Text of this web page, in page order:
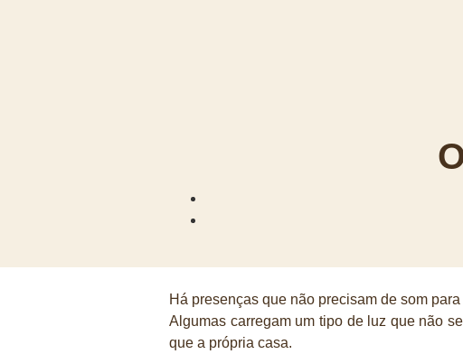
Há presenças que não precisam de som
Algumas carregam um tipo de luz que não
que a própria casa.